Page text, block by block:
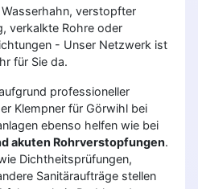
verstopfter
verkalkte Rohre oder
- Unser Netzwerk ist
für Sie da.
professioneller
Klempner für Görwihl bei
ebenso helfen wie bei
akuten Rohrverstopfungen.
Dichtheitsprüfungen,
Sanitäraufträge stellen